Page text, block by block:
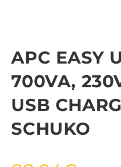
APC EASY
700VA,
USB
SCHUKO